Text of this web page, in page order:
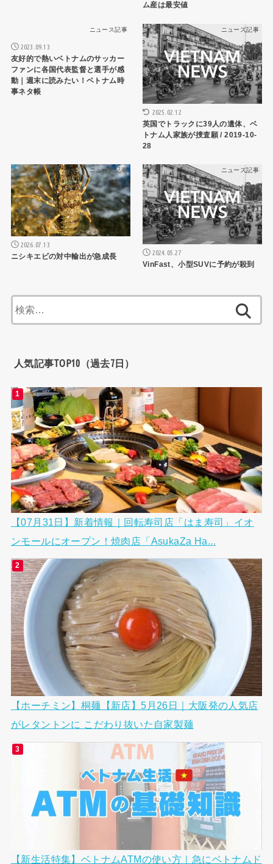
ム産は最安値
ニュース記事
2023.09.13
友好的で熱いベトナムのサッカー
ファンに各国代表監督と選手が感
動｜週末に読みたい！ベトナム時
事ネタ帳
ニュース記事
2025.02.12
英国でトラックに39人の遺体、ベ
トナム人家族が捜査願 / 2019-10-
28
ニュース記事
2026.07.13
ニシキエビの対中輸出が急成長
ニュース記事
2024.05.27
VinFast、小型SUVに予約が殺到
索:
人気記事TOP10（過去7日）
【07月31日】新着情報｜回転寿司店「はま寿司」イオ
ンモールにオープン！焼肉店「AsukaZa Ha...
【ホーチミン】桐麺【新店】5月26日｜大阪発の人気店
がレタントンに こだわり抜いた自家製麺
【新生活特集】ベトナムATMの使い方｜急にベトナムド